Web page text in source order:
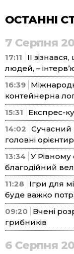
ОСТАННІ
7 Серпня
17:11
ІІ
людей, –
16:39
контейнерна
15:31
Експрес-
14:02 Сучасний
головні
13:34 У Рівному
благодійний
11:28
Ігри для
буде важко
09:20
Вчені
грибників
6 Серпня